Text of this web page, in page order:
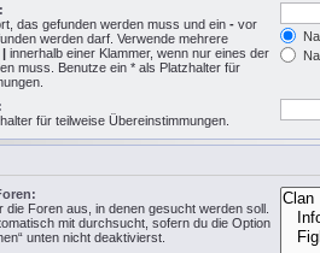
das gefunden werden muss und ein - vor
werden darf. Verwende mehrere
| innerhalb einer Klammer, wenn nur eines der
muss. Benutze ein * als Platzhalter für
für teilweise Übereinstimmungen.
die Foren aus, in denen gesucht werden soll.
mit durchsucht, sofern du die Option
unten nicht deaktivierst.